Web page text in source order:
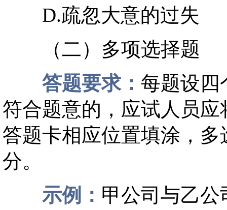
D.疏忽大意的过失
（二）多项选择题
答题要求： 每题设四
符合题意的，应试人员
答题卡相应位置填涂，
分。
示例： 甲公司与乙公